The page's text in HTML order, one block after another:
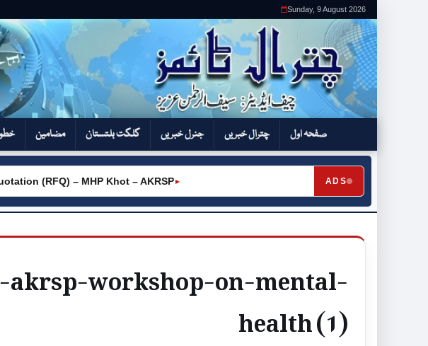
Sunday, 9 August 2026
صفحہ اول چترال خبریں جنرل خبریں گلگت بلتستان مضامین
ADS
►
(RFQ) – MHP Khot – AKRSP
workshop-on-mental-
health (1)